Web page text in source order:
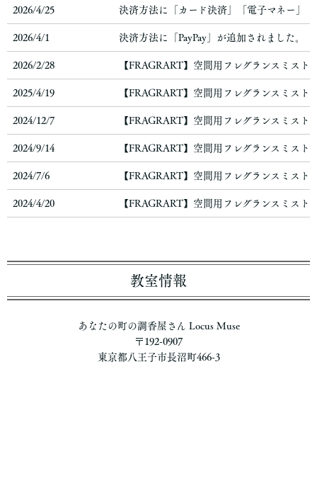
2026/4/25 決済方法に「カード決済」「電子マネー」
2026/4/1 決済方法に「PayPay」が追加されました。
2026/2/28 【FRAGRART】空間用フレグランスミスト
2025/4/19 【FRAGRART】空間用フレグランスミスト
2024/12/7 【FRAGRART】空間用フレグランスミスト
2024/9/14 【FRAGRART】空間用フレグランスミスト
2024/7/6 【FRAGRART】空間用フレグランスミスト
2024/4/20 【FRAGRART】空間用フレグランスミスト
教室情報
あなたの町の調香屋さん Locus Muse
〒192-0907
東京都八王子市長沼町466-3